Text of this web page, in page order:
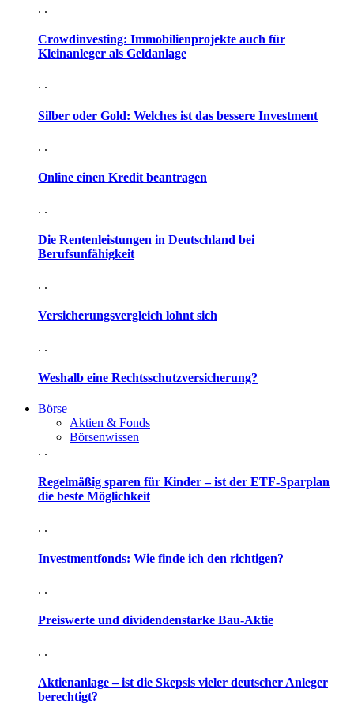
. .
Crowdinvesting: Immobilienprojekte auch für
Kleinanleger als Geldanlage
. .
Silber oder Gold: Welches ist das bessere Investment
. .
Online einen Kredit beantragen
. .
Die Rentenleistungen in Deutschland bei
Berufsunfähigkeit
. .
Versicherungsvergleich lohnt sich
. .
Weshalb eine Rechtsschutzversicherung?
Börse
Aktien & Fonds
Börsenwissen
. .
Regelmäßig sparen für Kinder – ist der ETF-Sparplan
die beste Möglichkeit
. .
Investmentfonds: Wie finde ich den richtigen?
. .
Preiswerte und dividendenstarke Bau-Aktie
. .
Aktienanlage – ist die Skepsis vieler deutscher Anleger
berechtigt?